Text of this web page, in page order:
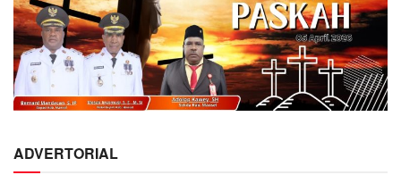
ADVERTORIAL